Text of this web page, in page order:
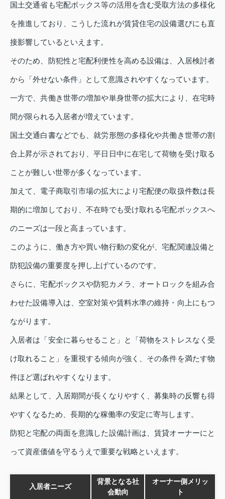
国土交通省も宅配ボックス等の活用を含む受取方法の多様化
を推進しており、こうした流れが賃貸住宅の設備選びにも直
接影響しているといえます。
そのため、防犯性と宅配利便性を高める設備は、入居検討者
から「外せない条件」として意識されやすくなっています。
一方で、共働き世帯の増加や単身世帯の拡大により、在宅時
間が限られる入居者が増えています。
国土交通白書などでも、就労形態の多様化や共働き世帯の割
合上昇が示されており、平日日中に在宅して荷物を受け取る
ことが難しい世帯が多くなっています。
加えて、電子商取引市場の拡大により宅配便の取扱件数は長
期的に増加しており、不在時でも受け取れる宅配ボックスへ
のニーズは一段と高まっています。
このように、働き方や買い物行動の変化が、宅配関連設備と
防犯設備の重要度を押し上げているのです。
さらに、宅配ボックスや防犯カメラ、オートロックを組み合
わせた設備導入は、空室対策や賃料水準の維持・向上にもつ
ながります。
入居者は「安全に暮らせること」と「荷物をストレスなく受
け取れること」を重視する傾向が強く、その条件を満たす物
件ほど選ばれやすくなります。
結果として、入居期間が長くなりやすく、募集時の反響も得
やすくなるため、長期的な稼働率の安定に寄与します。
防犯と宅配の両面を意識した設備計画は、賃貸オーナーにと
って資産価値を守るうえで重要な戦略といえます。
入居者ニーズ
背景となる社
会動向
オーナー側メリッ
ト